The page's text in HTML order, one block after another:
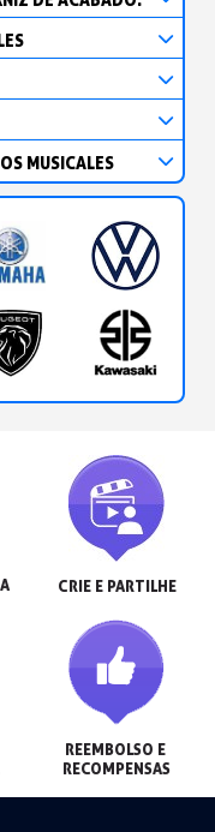
MUSICALES
CRIE E PARTILHE
REEMBOLSO E
RECOMPENSAS